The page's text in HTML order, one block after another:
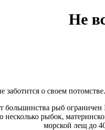
Не
заботится о своем
большинства рыб ограничен
несколько рыбок,
морской лещ до